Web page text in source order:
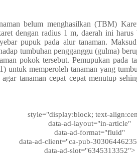
menghasilkan (TBM) Karet
dengan radius 1 m, daerah ini
pupuk pada alur tanaman.
tumbuhan pengganggu (gulma)
pokok tersebut. Pemupukan pada
untuk memperoleh tanaman yang
tanaman cepat cepat menutup
style="display:block; text-
data-ad-layout="in-article"
data-ad-format="fluid"
data-ad-client="ca-pub-
data-ad-slot="6345313352">